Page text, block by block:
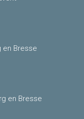
en Bresse
en Bresse